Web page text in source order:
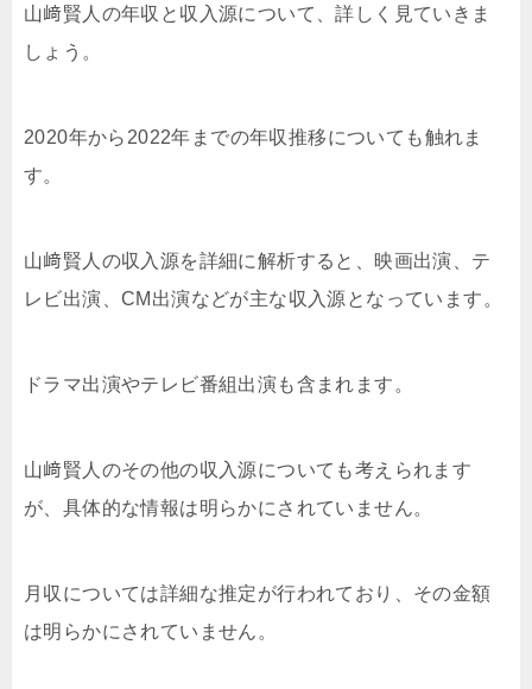
山﨑賢人の年収と収入源について、詳しく見ていきま
しょう。
2020年から2022年までの年収推移についても触れま
す。
山﨑賢人の収入源を詳細に解析すると、映画出演、テ
レビ出演、CM出演などが主な収入源となっています。
ドラマ出演やテレビ番組出演も含まれます。
山﨑賢人のその他の収入源についても考えられます
が、具体的な情報は明らかにされていません。
月収については詳細な推定が行われており、その金額
は明らかにされていません。